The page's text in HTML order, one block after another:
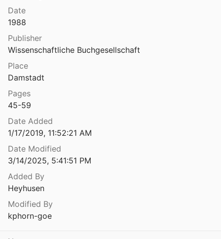
Date
1988
Publisher
Wissenschaftliche Buchgesellschaft
Place
Damstadt
Pages
45-59
Date Added
1/17/2019, 11:52:21 AM
Date Modified
3/14/2025, 5:41:51 PM
Added By
Heyhusen
Modified By
kphorn-goe